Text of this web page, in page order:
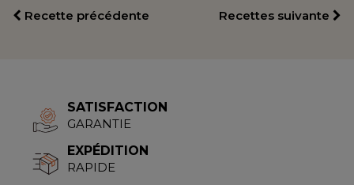
Recette précédente Recettes suivante
SATISFACTION
GARANTIE
EXPÉDITION
RAPIDE